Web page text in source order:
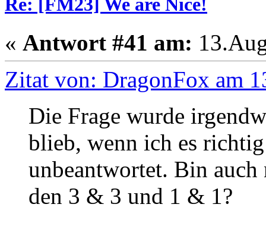
Re: [FM23] We are Nice!
« Antwort #41 am:
Zitat von: DragonFox am
Die Frage wurde
blieb, wenn ich es richtig
unbeantwortet. Bin auch
den 3 & 3 und 1 & 1?